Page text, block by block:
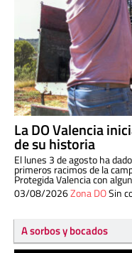
La DO Valencia
de su historia
El lunes 3 de agosto ha
primeros racimos de la
Protegida Valencia con
03/08/2026Zona DOSin
A sorbos y bocados